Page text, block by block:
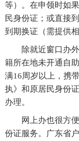
等）。在申领时如
民身份证；或直接
到期换证（需提供
除就近窗口办外
籍所在地未开通自
满16周岁以上，携
执》和原居民身份
办理。
网上办也很方便
份证服务。广东省